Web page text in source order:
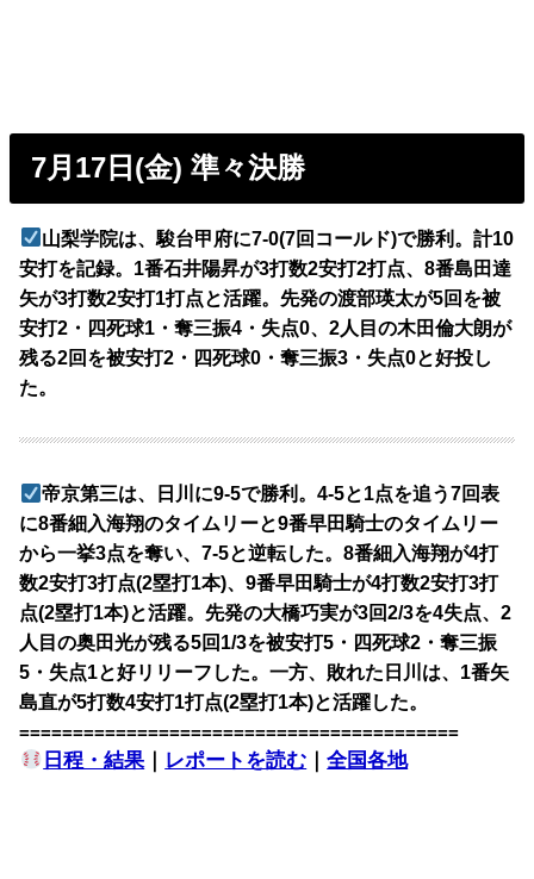
7月17日(金) 準々決勝
山梨学院は、駿台甲府に7-0(7回コールド)で勝利。計10
安打を記録。1番石井陽昇が3打数2安打2打点、8番島田達
矢が3打数2安打1打点と活躍。先発の渡部瑛太が5回を被
安打2・四死球1・奪三振4・失点0、2人目の木田倫大朗が
残る2回を被安打2・四死球0・奪三振3・失点0と好投し
た。
帝京第三は、日川に9-5で勝利。4-5と1点を追う7回表
に8番細入海翔のタイムリーと9番早田騎士のタイムリー
から一挙3点を奪い、7-5と逆転した。8番細入海翔が4打
数2安打3打点(2塁打1本)、9番早田騎士が4打数2安打3打
点(2塁打1本)と活躍。先発の大橋巧実が3回2/3を4失点、2
人目の奥田光が残る5回1/3を被安打5・四死球2・奪三振
5・失点1と好リリーフした。一方、敗れた日川は、1番矢
島直が5打数4安打1打点(2塁打1本)と活躍した。
=========================================
日程・結果｜ レポートを読む ｜全国各地